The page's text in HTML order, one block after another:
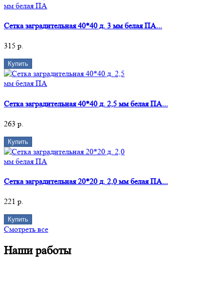
Сетка заградительная 40*40 д. 3 мм белая ПА...
315 р.
Купить
Сетка заградительная 40*40 д. 2,5 мм белая ПА...
263 р.
Купить
Сетка заградительная 20*20 д. 2,0 мм белая ПА...
221 р.
Купить
Смотреть все
Наши работы